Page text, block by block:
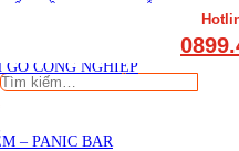
GỖ CÔNG NGHIỆP
– PANIC BAR
Tìm